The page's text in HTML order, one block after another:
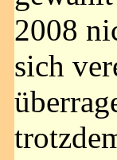
2008
sich